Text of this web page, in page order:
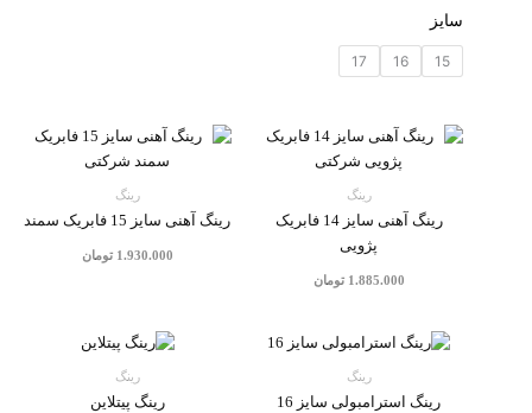
سایز
15
16
17
رینگ
رینگ آهنی سایز 14 فابریک
پژویی
1.885.000 تومان
رینگ
رینگ آهنی سایز 15 فابریک سمند
1.930.000 تومان
رینگ
رینگ استرامبولی سایز 16
رینگ
رینگ پیتلاین